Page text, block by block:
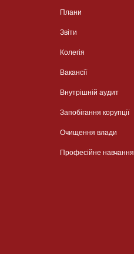
Плани
Звіти
Колегія
Вакансії
Внутрішній аудит
Запобігання корупції
Очищення влади
Професійне навчання